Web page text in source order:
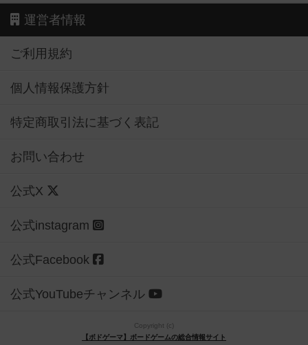
運営者情報
ご利用規約
個人情報保護方針
特定商取引法に基づく表記
お問い合わせ
公式X
公式instagram
公式Facebook
公式YouTubeチャンネル
Copyright (c)
【ボドゲーマ】ボードゲームの総合情報サイト